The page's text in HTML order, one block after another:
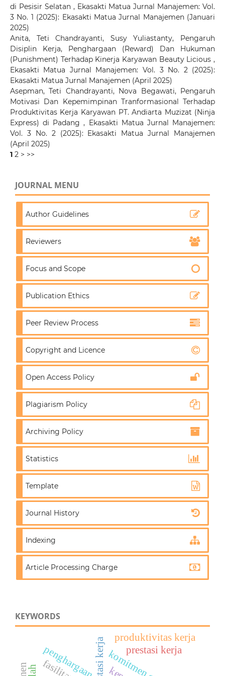
di Pesisir Selatan , Ekasakti Matua Jurnal Manajemen: Vol.
3 No. 1 (2025): Ekasakti Matua Jurnal Manajemen (Januari
2025)
Anita, Teti Chandrayanti, Susy Yuliastanty, Pengaruh
Disiplin Kerja, Penghargaan (Reward) Dan Hukuman
(Punishment) Terhadap Kinerja Karyawan Beauty Licious,
Ekasakti Matua Jurnal Manajemen: Vol. 3 No. 2 (2025):
Ekasakti Matua Jurnal Manajemen (April 2025)
Asepman, Teti Chandrayanti, Nova Begawati, Pengaruh
Motivasi Dan Kepemimpinan Tranformasional Terhadap
Produktivitas Kerja Karyawan PT. Andiarta Muzizat (Ninja
Express) di Padang, Ekasakti Matua Jurnal Manajemen:
Vol. 3 No. 2 (2025): Ekasakti Matua Jurnal Manajemen
(April 2025)
1 2 > >>
JOURNAL MENU
Author Guidelines
Reviewers
Focus and Scope
Publication Ethics
Peer Review Process
Copyright and Licence
Open Access Policy
Plagiarism Policy
Archiving Policy
Statistics
Template
Journal History
Indexing
Article Processing Charge
KEYWORDS
prestasi kerja
produktivitas kerja
penghargaan